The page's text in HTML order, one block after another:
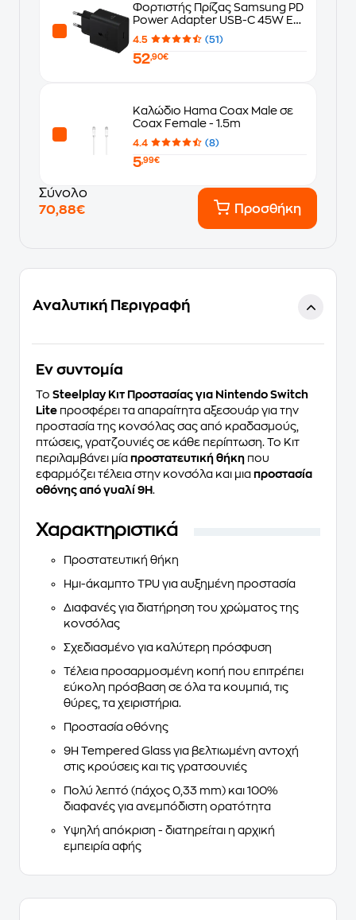
Φορτιστής Πρίζας Samsung PD
Power Adapter USB-C 45W EU
με Καλώδιο - Μαύρο
4.5 (51)
52,90€
Καλώδιο Hama Coax Male σε
Coax Female - 1.5m
4.4 (8)
5,99€
Σύνολο
70,88€
Προσθήκη
Αναλυτική Περιγραφή
Eν συντομία
Το Steelplay Κιτ Προστασίας για Nintendo Switch
Lite προσφέρει τα απαραίτητα αξεσουάρ για την
προστασία της κονσόλας σας από κραδασμούς,
πτώσεις, γρατζουνιές σε κάθε περίπτωση. Το Κιτ
περιλαμβάνει μία προστατευτική θήκη που
εφαρμόζει τέλεια στην κονσόλα και μια προστασία
οθόνης από γυαλί 9H.
Χαρακτηριστικά
Προστατευτική θήκη
Ημι-άκαμπτο TPU για αυξημένη προστασία
Διαφανές για διατήρηση του χρώματος της
κονσόλας
Σχεδιασμένο για καλύτερη πρόσφυση
Τέλεια προσαρμοσμένη κοπή που επιτρέπει
εύκολη πρόσβαση σε όλα τα κουμπιά, τις
θύρες, τα χειριστήρια.
Προστασία οθόνης
9H Tempered Glass για βελτιωμένη αντοχή
στις κρούσεις και τις γρατσουνιές
Πολύ λεπτό (πάχος 0,33 mm) και 100%
διαφανές για ανεμπόδιστη ορατότητα
Υψηλή απόκριση - διατηρείται η αρχική
εμπειρία αφής